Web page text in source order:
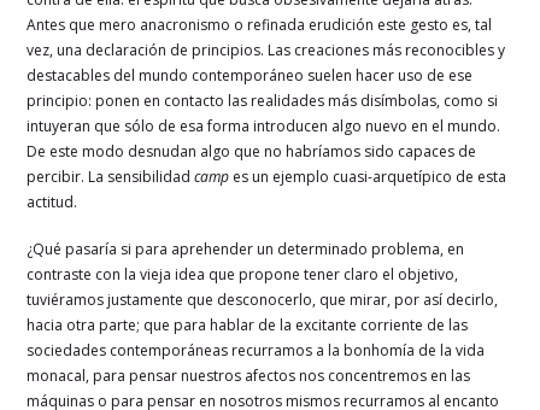
Antes que mero anacronismo o refinada erudición este gesto es, tal
vez, una declaración de principios. Las creaciones más reconocibles y
destacables del mundo contemporáneo suelen hacer uso de ese
principio: ponen en contacto las realidades más disímbolas, como si
intuyeran que sólo de esa forma introducen algo nuevo en el mundo.
De este modo desnudan algo que no habríamos sido capaces de
percibir. La sensibilidadcamp es un ejemplo cuasi-arquetípico de esta
actitud.
¿Qué pasaría si para aprehender un determinado problema, en
contraste con la vieja idea que propone tener claro el objetivo,
tuviéramos justamente que desconocerlo, que mirar, por así decirlo,
hacia otra parte; que para hablar de la excitante corriente de las
sociedades contemporáneas recurramos a la bonhomía de la vida
monacal, para pensar nuestros afectos nos concentremos en las
máquinas o para pensar en nosotros mismos recurramos al encanto